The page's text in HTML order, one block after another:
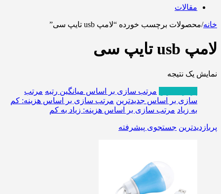
مقالات
خانه/محصولات برچسب خورده “لامپ usb تایپ سی”
لامپ usb تایپ سی
نمایش یک نتیجه
مرتب سازی بر اساس میانگین رتبه مرتب
سازی بر اساس جدیدترین مرتب سازی بر اساس هزینه: کم
به زیاد مرتب سازی بر اساس هزینه: زیاد به کم
پربازدیدترین جستجوی پیشرفته